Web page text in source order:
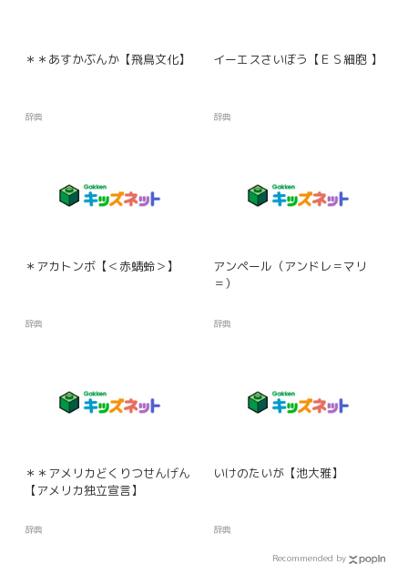
＊＊あすかぶんか【飛鳥文化】
辞典
イーエスさいぼう【ＥＳ細胞 】
辞典
＊アカトンボ【＜赤蜻蛉＞】
辞典
アンペール（アンドレ＝マリ
＝）
辞典
＊＊アメリカどくりつせんげん
【アメリカ独立宣言】
辞典
いけのたいが【池大雅】
辞典
Recommended by